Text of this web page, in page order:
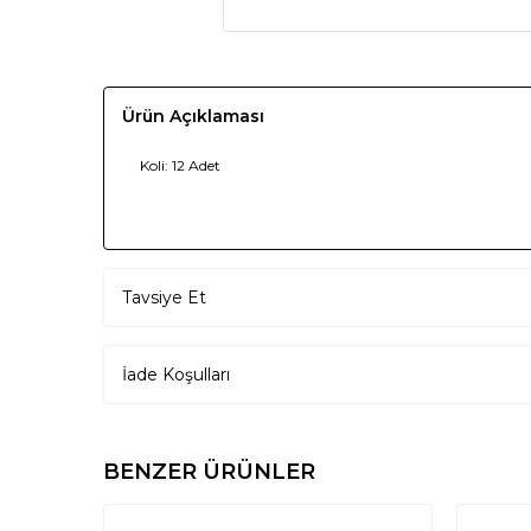
Ürün Açıklaması
Koli: 12 Adet
Tavsiye Et
İade Koşulları
BENZER ÜRÜNLER